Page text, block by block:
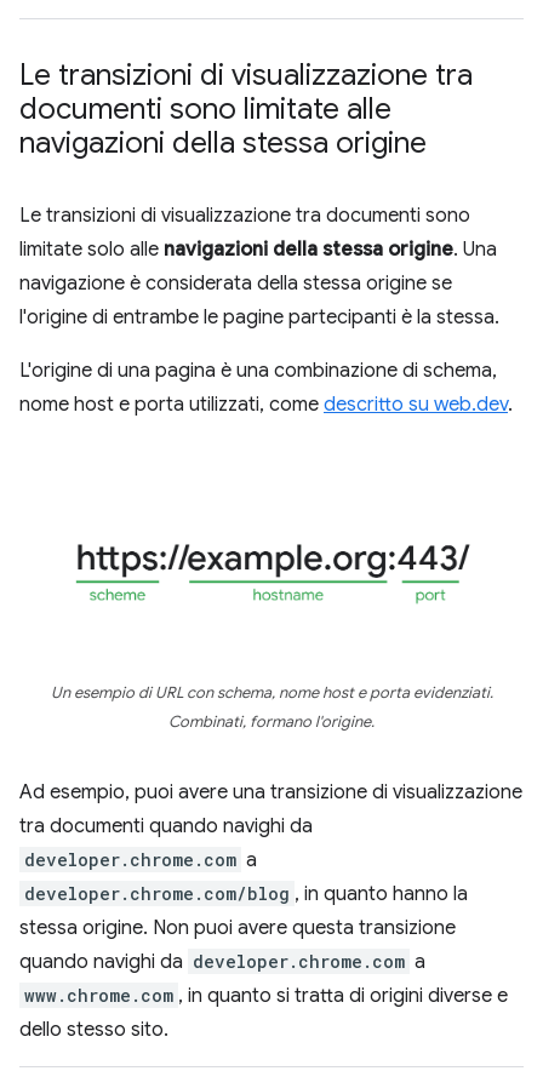
Le transizioni di visualizzazione tra
documenti sono limitate alle
navigazioni della stessa origine
Le transizioni di visualizzazione tra documenti sono
limitate solo alle navigazioni della stessa origine. Una
navigazione è considerata della stessa origine se
l'origine di entrambe le pagine partecipanti è la stessa.
L'origine di una pagina è una combinazione di schema,
nome host e porta utilizzati, come descritto su web.dev.
Un esempio di URL con schema, nome host e porta evidenziati.
Combinati, formano l'origine.
Ad esempio, puoi avere una transizione di visualizzazione
tra documenti quando navighi da
developer.chrome.com a
developer.chrome.com/blog , in quanto hanno la
stessa origine. Non puoi avere questa transizione
quando navighi da developer.chrome.com a
www.chrome.com , in quanto si tratta di origini diverse e
dello stesso sito.